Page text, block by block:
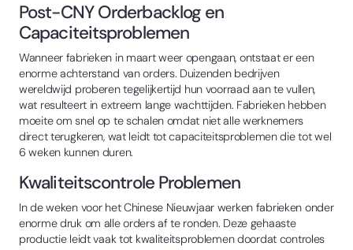
Post-CNY Orderbacklog en
Capaciteitsproblemen
Wanneer fabrieken in maart weer opengaan, ontstaat er een
enorme achterstand van orders. Duizenden bedrijven
wereldwijd proberen tegelijkertijd hun voorraad aan te vullen,
wat resulteert in extreem lange wachttijden. Fabrieken hebben
moeite om snel op te schalen omdat niet alle werknemers
direct terugkeren, wat leidt tot capaciteitsproblemen die tot wel
6 weken kunnen duren.
Kwaliteitscontrole Problemen
In de weken voor het Chinese Nieuwjaar werken fabrieken onder
enorme druk om alle orders af te ronden. Deze gehaaste
productie leidt vaak tot kwaliteitsproblemen doordat controles